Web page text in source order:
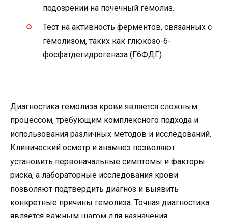
подозрении на почечный гемолиз.
Тест на активность ферментов, связанных с
гемолизом, таких как глюкозо-6-
фосфатдегидрогеназа (Г6ФДГ).
Диагностика гемолиза крови является сложным
процессом, требующим комплексного подхода и
использования различных методов и исследований.
Клинический осмотр и анамнез позволяют
установить первоначальные симптомы и факторы
риска, а лабораторные исследования крови
позволяют подтвердить диагноз и выявить
конкретные причины гемолиза. Точная диагностика